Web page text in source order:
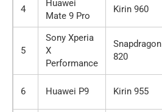
4
Huawei
Mate 9 Pro
Kirin 960
5
Sony Xperia
X
Performance
Snapdragon
820
6 Huawei P9 Kirin 955